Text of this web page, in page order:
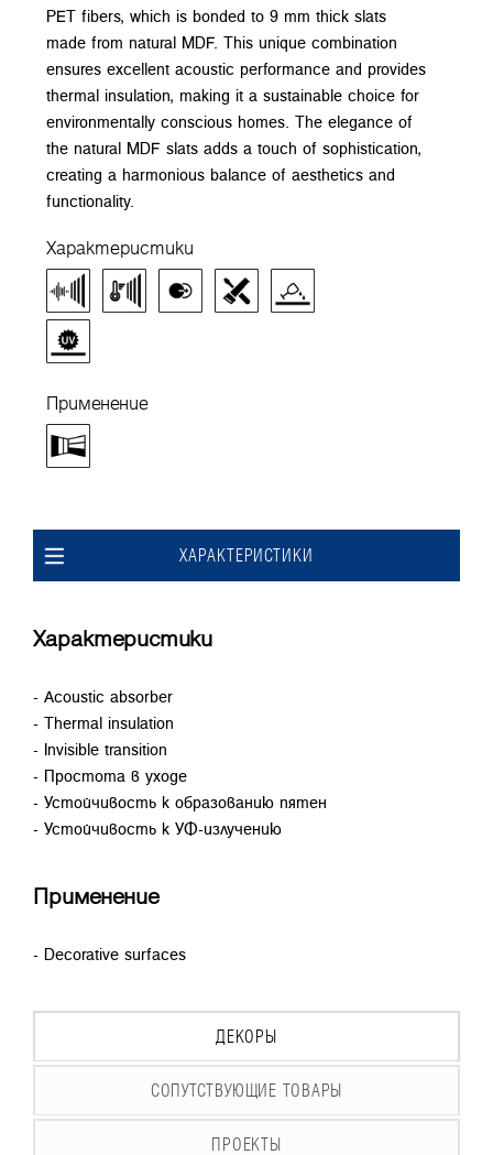
PET fibers, which is bonded to 9 mm thick slats
made from natural MDF. This unique combination
ensures excellent acoustic performance and provides
thermal insulation, making it a sustainable choice for
environmentally conscious homes. The elegance of
the natural MDF slats adds a touch of sophistication,
creating a harmonious balance of aesthetics and
functionality.
Характеристики
Применение
ХАРАКТЕРИСТИКИ
Характеристики
- Acoustic absorber
- Thermal insulation
- Invisible transition
- Простота в уходе
- Устойчивость к образованию пятен
- Устойчивость к УФ-излучению
Применение
- Decorative surfaces
ДЕКОРЫ
СОПУТСТВУЮЩИЕ ТОВАРЫ
ПРОЕКТЫ